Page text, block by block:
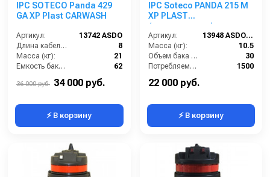
IPC SOTECO Panda 429
GA XP Plast CARWASH
Артикул:
13742 ASDO
Длина кабеля (м):
8
Масса (кг):
21
Емкость бака для мусора (л):
62
36 000 руб. 34 000 руб.
⚡ В корзину
IPC Soteco PANDA 215 M
XP PLAST
(пылеводосос)
Артикул:
13948 ASDO (зам. 09605 ASDO)
Масса (кг):
10.5
Объем бака (л):
30
Потребляемая мощность (Вт):
1500
Удлинительные трубки (м):
22 000 руб.
⚡ В корзину